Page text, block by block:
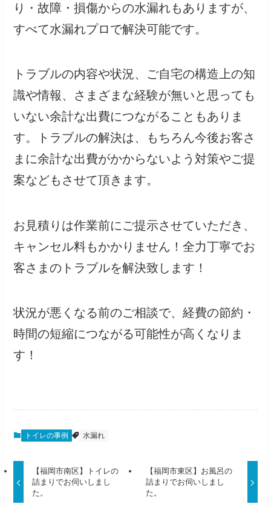
り・故障・損傷からの水漏れもありますが、
すべて水漏れプロで解決可能です。
トラブルの内容や状況、ご自宅の構造上の知
識や情報、さまざまな経験が無いと思っても
いない余計な出費につながることもありま
す。トラブルの解決は、もちろん今後お客さ
まに余計な出費がかからないよう対策やご提
案などもさせて頂きます。
お見積りは作業前にご提示させていただき、
キャンセル料もかかりません！全力丁寧でお
客さまのトラブルを解決致します！
状況が悪くなる前のご相談で、経費の節約・
時間の短縮につながる可能性が高くなりま
す！
トイレの事例 水漏れ
【福岡市南区】トイレの
詰まりでお伺いしまし
た。
【福岡市東区】お風呂の
詰まりでお伺いしまし
た。